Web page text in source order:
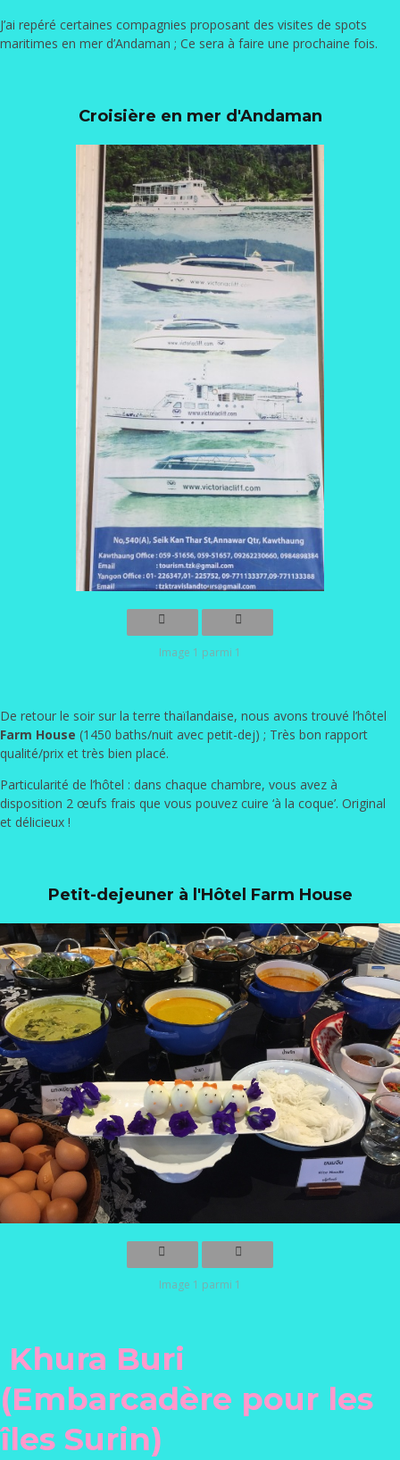
J’ai repéré certaines compagnies proposant des visites de spots
maritimes en mer d’Andaman ; Ce sera à faire une prochaine fois.
Croisière en mer d'Andaman
Image 1 parmi 1
De retour le soir sur la terre thaïlandaise, nous avons trouvé l’hôtel
Farm House (1450 baths/nuit avec petit-dej) ; Très bon rapport
qualité/prix et très bien placé.
Particularité de l’hôtel : dans chaque chambre, vous avez à
disposition 2 œufs frais que vous pouvez cuire ‘à la coque’. Original
et délicieux !
Petit-dejeuner à l'Hôtel Farm House
Image 1 parmi 1
Khura Buri
(Embarcadère pour les
îles Surin)